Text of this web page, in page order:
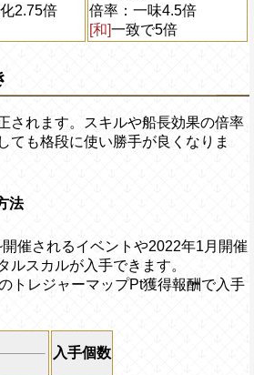
最大Lv.150
2.75倍
倍率：一味4.5倍
[和]一致で5倍
されます。スキルや船長効果の倍率
ても格段に使い勝手が良くなりま
法
催されるイベントや2022年1月開催
ルスカルが入手できます。
トレジャーマップPt獲得報酬で入手
入手個数